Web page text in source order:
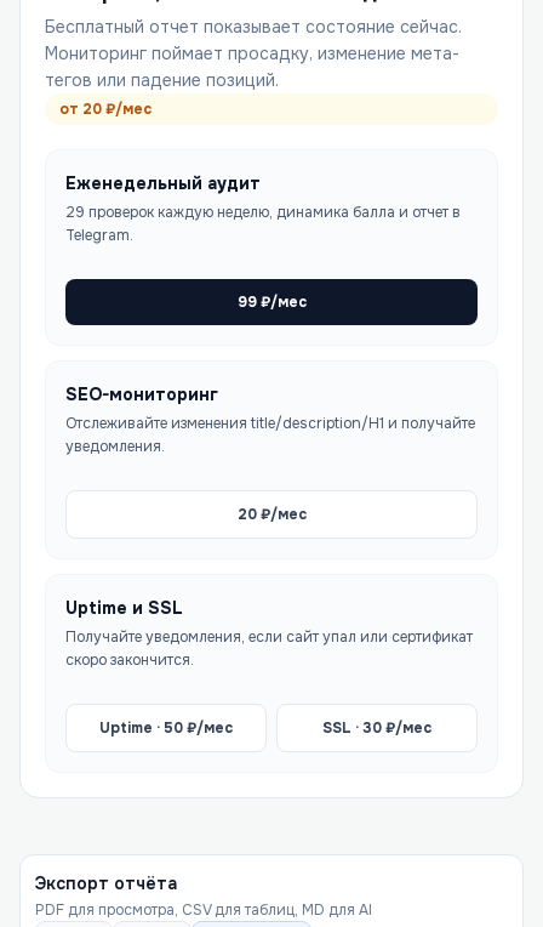
Бесплатный отчет показывает состояние сейчас.
Мониторинг поймает просадку, изменение мета-
тегов или падение позиций.
от 20₽/мес
Еженедельный аудит
29 проверок каждую неделю, динамика балла и отчет в
Telegram.
99₽/мес
SEO-мониторинг
Отслеживайте изменения title/description/H1 и получайте
уведомления.
20₽/мес
Uptime и SSL
Получайте уведомления, если сайт упал или сертификат
скоро закончится.
Uptime ·50₽/мес SSL ·30₽/мес
Экспорт отчёта
PDF для просмотра, CSV для таблиц, MD для AI